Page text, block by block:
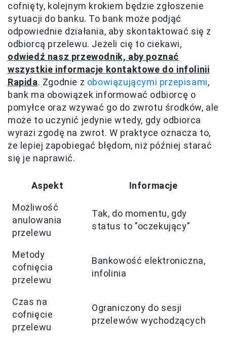
cofnięty, kolejnym krokiem będzie zgłoszenie
sytuacji do banku. To bank może podjąć
odpowiednie działania, aby skontaktować się z
odbiorcą przelewu. Jeżeli cię to ciekawi,
odwiedź nasz przewodnik, aby poznać
wszystkie informacje kontaktowe do infolinii
Rapida. Zgodnie z obowiązującymi przepisami,
bank ma obowiązek informować odbiorcę o
pomyłce oraz wzywać go do zwrotu środków, ale
może to uczynić jedynie wtedy, gdy odbiorca
wyrazi zgodę na zwrot. W praktyce oznacza to,
że lepiej zapobiegać błędom, niż później starać
się je naprawić.
Aspekt Informacje
Możliwość
anulowania
przelewu
Tak, do momentu, gdy
status to "oczekujący"
Metody
cofnięcia
przelewu
Bankowość elektroniczna,
infolinia
Czas na
cofnięcie
przelewu
Ograniczony do sesji
przelewów wychodzących